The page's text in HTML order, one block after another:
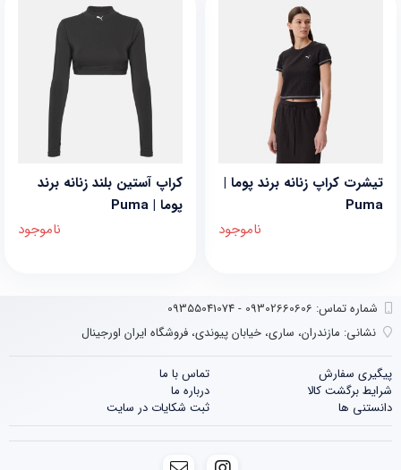
تیشرت کراپ زنانه برند پوما |
Puma
ناموجود
کراپ آستین بلند زنانه برند
پوما | Puma
ناموجود
شماره تماس‌: 09302660606 - 09355041074
نشانی: مازندران، ساری، خیابان پیوندی، فروشگاه ایران اورجینال
پیگیری سفارش
تماس با ما
شرایط برگشت کالا
درباره ما
دانستنی ها
ثبت شکایات در سایت